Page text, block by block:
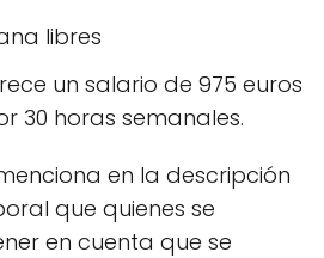
libres
un salario de 975 euros
30 horas semanales.
en la descripción
que quienes se
en cuenta que se